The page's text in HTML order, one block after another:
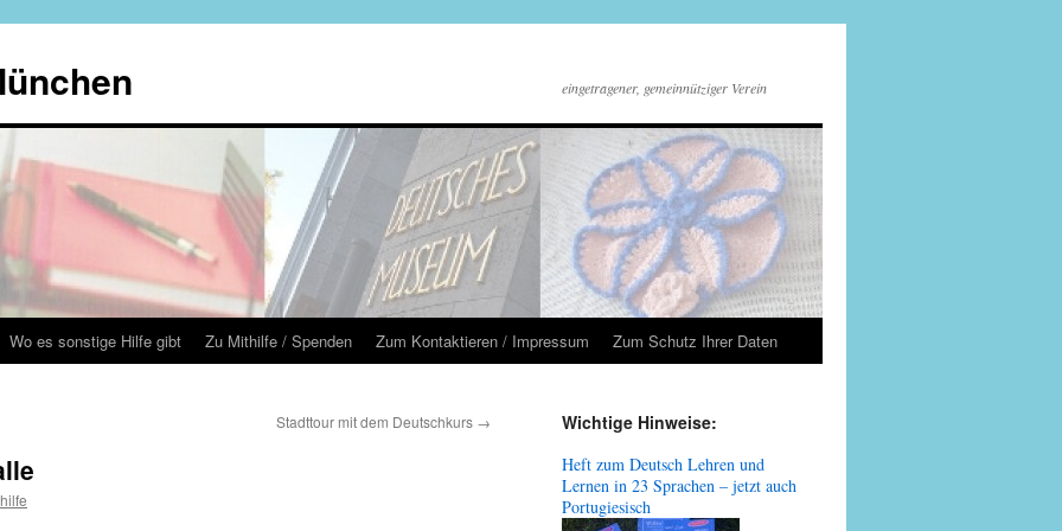
eingetragener, gemeinnütziger Verein
Wo es sonstige Hilfe gibt Zu Mithilfe / Spenden Zum Kontaktieren / Impressum Zum Schutz Ihrer Daten
Stadttour mit dem Deutschkurs → Wichtige Hinweise:
Heft zum Deutsch Lehren und
Lernen in 23 Sprachen – jetzt auch
Portugiesisch